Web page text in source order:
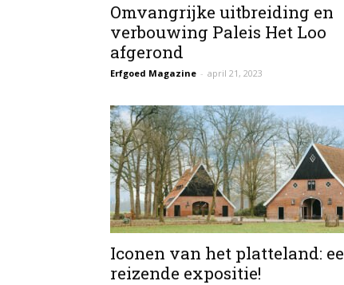
Omvangrijke uitbreiding en
verbouwing Paleis Het Loo
afgerond
Erfgoed Magazine - april 21, 2023
Iconen van het platteland:
reizende expositie!